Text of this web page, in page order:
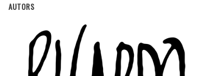
AUTORS